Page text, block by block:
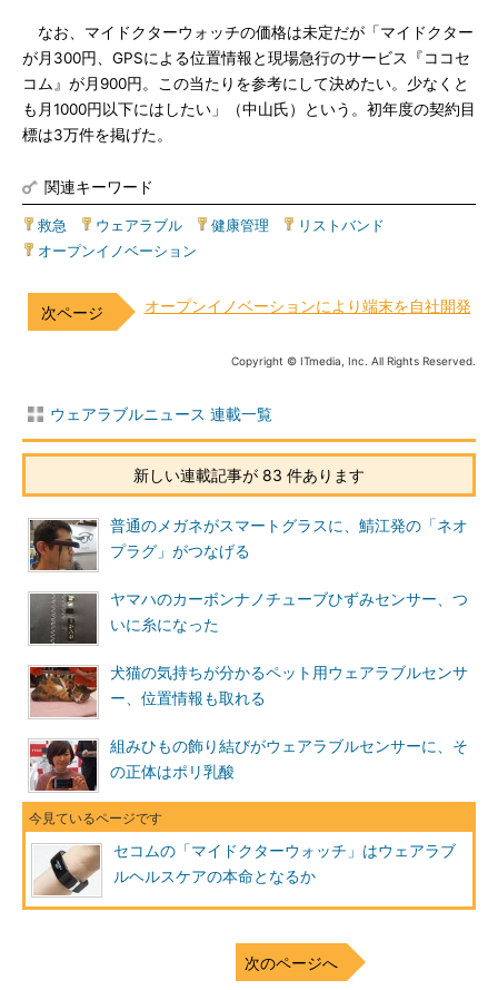
なお、マイドクターウォッチの価格は未定だが「マイドクター
が月300円、GPSによる位置情報と現場急行のサービス『ココセ
コム』が月900円。この当たりを参考にして決めたい。少なくと
も月1000円以下にはしたい」（中山氏）という。初年度の契約目
標は3万件を掲げた。
関連キーワード
救急 ウェアラブル 健康管理 リストバンド
オープンイノベーション
オープンイノベーションにより端末を自社開発
Copyright © ITmedia, Inc. All Rights Reserved.
ウェアラブルニュース 連載一覧
新しい連載記事が 83 件あります
普通のメガネがスマートグラスに、鯖江発の「ネオ
プラグ」がつなげる
ヤマハのカーボンナノチューブひずみセンサー、つ
いに糸になった
犬猫の気持ちが分かるペット用ウェアラブルセンサ
ー、位置情報も取れる
組みひもの飾り結びがウェアラブルセンサーに、そ
の正体はポリ乳酸
セコムの「マイドクターウォッチ」はウェアラブ
ルヘルスケアの本命となるか
次のページへ